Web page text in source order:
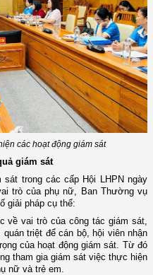
các hoạt động giám sát
giám sát
trong các cấp Hội LHPN ngày
trò của phụ nữ, Ban Thường vụ
giải pháp cụ thể:
về vai trò của công tác giám sát,
triệt để cán bộ, hội viên nhận
của hoạt động giám sát. Từ đó
tham gia giám sát việc thực hiện
nữ và trẻ em.